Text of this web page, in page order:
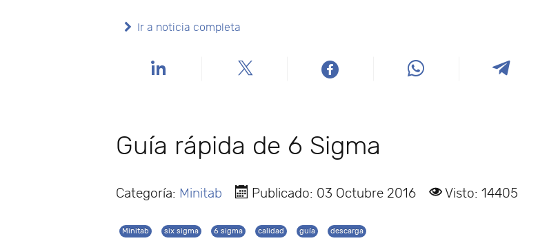
Ir a noticia completa
Guía rápida de 6 Sigma
Categoría: Minitab Publicado: 03 Octubre 2016 Visto: 14405
Minitab six sigma 6 sigma calidad guía descarga